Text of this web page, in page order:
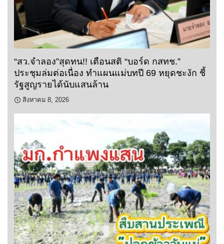
“สว.จำลอง”สุดทน!! เตือนสติ “บอร์ด กสทช.”
ประชุมล่มต่อเนื่อง ทำแผนแม่บทปี 69 หยุดชะงัก ชี้
รัฐสูญรายได้นับแสนล้าน
สิงหาคม 8, 2026